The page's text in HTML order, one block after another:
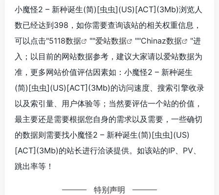
小魔怪2 – 新种诞生(简)[虫虫](US)[ACT](3Mb)浏览人
数已经达到398，如你需要查询该站的相关权重信息，
可以点击"5118数据 ""爱站数据 ""Chinaz数据
"进
入；以目前的网站数据参考，建议大家请以爱站数据为
准，更多网站价值评估因素如：小魔怪2 – 新种诞生
(简)[虫虫](US)[ACT](3Mb)的访问速度、搜索引擎收录
以及索引量、用户体验等；当然要评估一个站的价值，
最主要还是需要根据您自身的需求以及需要，一些确切
的数据则需要找小魔怪2 – 新种诞生(简)[虫虫](US)
[ACT](3Mb)的站长进行洽谈提供。如该站的IP、PV、
跳出率等！
特别声明